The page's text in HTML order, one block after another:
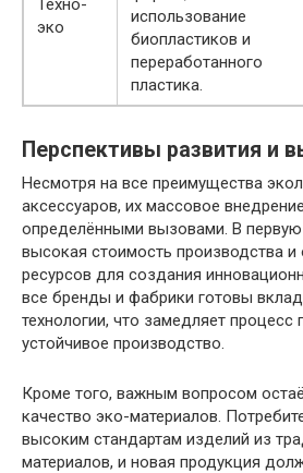
эко
использование
биопластиков и
переработанного
пластика.
Перспективы развития и
Несмотря на все преимущества
аксессуаров, их массовое
определёнными вызовами. В
высокая стоимость производства и
ресурсов для создания
все бренды и фабрики готовы
технологии, что замедляет процесс
устойчивое производство.
Кроме того, важным вопросом
качество эко-материалов.
высоким стандартам изделий из
материалов, и новая продукция